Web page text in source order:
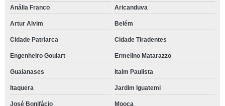
Anália Franco
Aricanduva
Artur Alvim Belém
Cidade Patriarca Cidade Tiradentes
Engenheiro Goulart Ermelino Matarazzo
Guaianases Itaim Paulista
Itaquera Jardim Iguatemi
José Bonifácio Mooca